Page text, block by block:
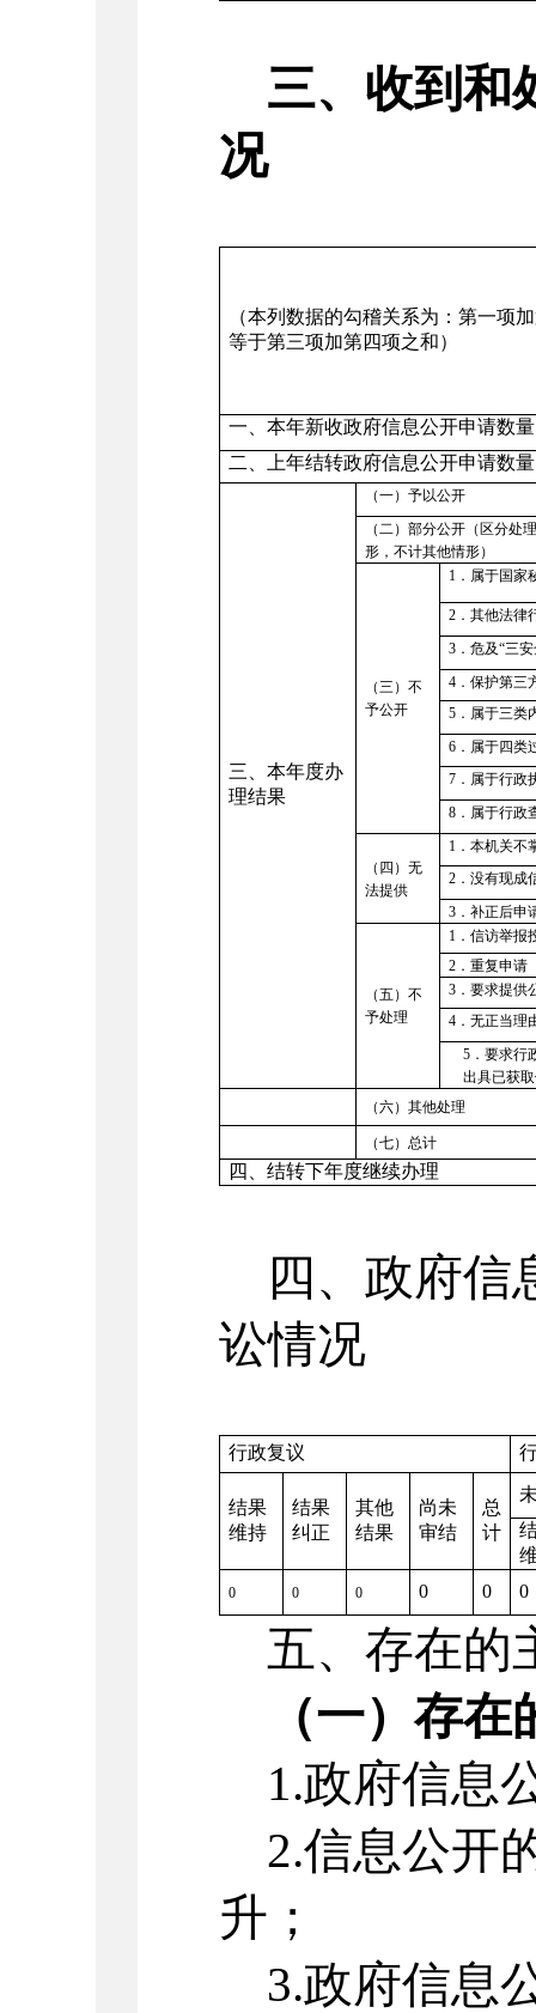
三、收到和
况
（本列数据的勾稽关系为：第一项
等于第三项加第四项之和）
一、本年新收政府信息公开申请数量
二、上年结转政府信息公开申请数量
三、本年度办
理结果
（一）予以公开
（二）部分公开（区分处
形，不计其他情形）
（三）不
予公开
1．属于国家
2．其他法律
3．危及“三
4．保护第三
5．属于三类
6．属于四类
7．属于行政
8．属于行政
（四）无
法提供
1．本机关不
2．没有现成
3．补正后申
（五）不
予处理
1．信访举报
2．重复申请
3．要求提供
4．无正当理
5．要求行
出具已获
（六）其他处理
（七）总计
四、结转下年度继续办理
四、政府信
讼情况
行政复议
结果
维持
结果
纠正
其他
结果
尚未
审结
总
计
0 0 0 0 0 0
五、存在的
（一）存在
1.政府信息
2.信息公开
升；
3.政府信息